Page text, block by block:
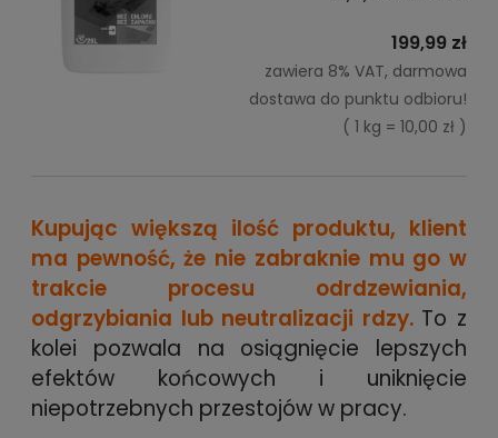
199,99 zł
zawiera 8% VAT, darmowa
dostawa do punktu odbioru!
( 1 kg = 10,00 zł )
Kupując większą ilość produktu, klient
ma pewność, że nie zabraknie mu go w
trakcie procesu odrdzewiania,
odgrzybiania lub neutralizacji rdzy. To z
kolei pozwala na osiągnięcie lepszych
efektów końcowych i uniknięcie
niepotrzebnych przestojów w pracy.